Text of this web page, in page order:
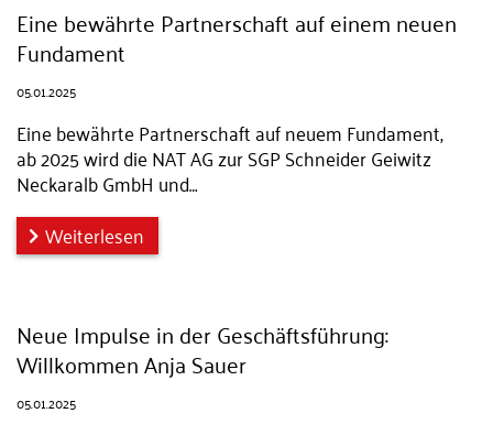
Eine bewährte Partnerschaft auf einem neuen
Fundament
05.01.2025
Eine bewährte Partnerschaft auf neuem Fundament,
ab 2025 wird die NAT AG zur SGP Schneider Geiwitz
Neckaralb GmbH und…
Weiterlesen
Neue Impulse in der Geschäftsführung:
Willkommen Anja Sauer
05.01.2025